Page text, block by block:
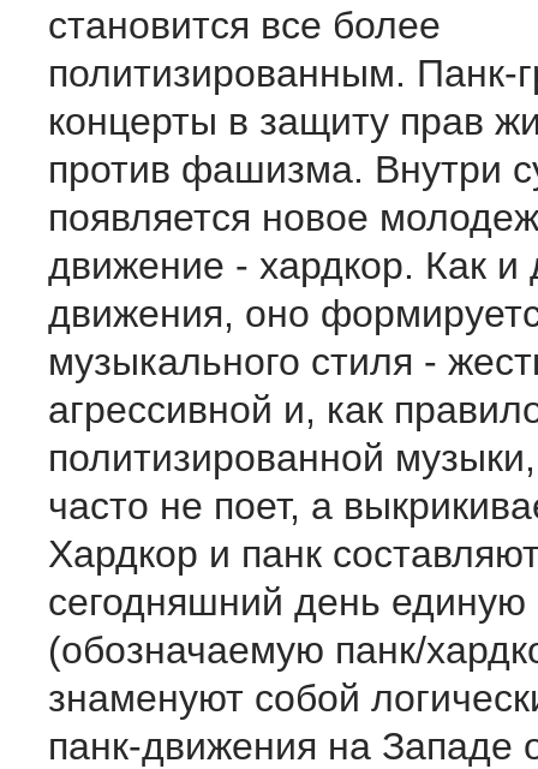
становится все более
политизированным. Панк-
концерты в защиту прав
против фашизма. Внутри
появляется новое
движение - хардкор. Как и
движения, оно
музыкального стиля -
агрессивной и, как
политизированной
часто не поет, а
Хардкор и панк
сегодняшний день единую
(обозначаемую панк/
знаменуют собой
панк-движения на Западе